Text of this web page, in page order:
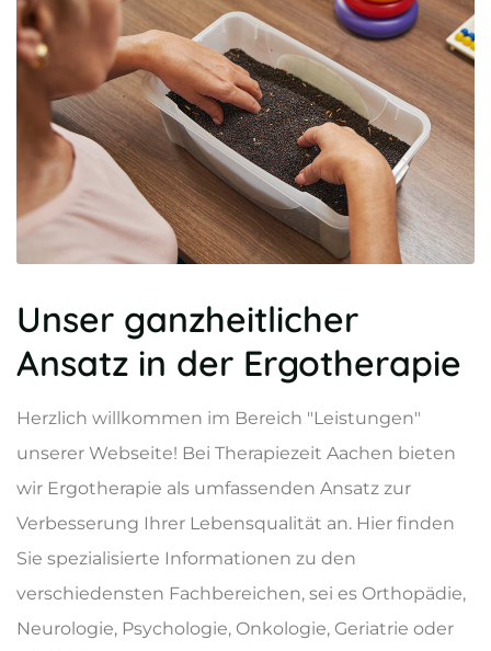
Unser ganzheitlicher
Ansatz in der Ergotherapie
Herzlich willkommen im Bereich "Leistungen"
unserer Webseite! Bei Therapiezeit Aachen bieten
wir Ergotherapie als umfassenden Ansatz zur
Verbesserung Ihrer Lebensqualität an. Hier finden
Sie spezialisierte Informationen zu den
verschiedensten Fachbereichen, sei es Orthopädie,
Neurologie, Psychologie, Onkologie, Geriatrie oder